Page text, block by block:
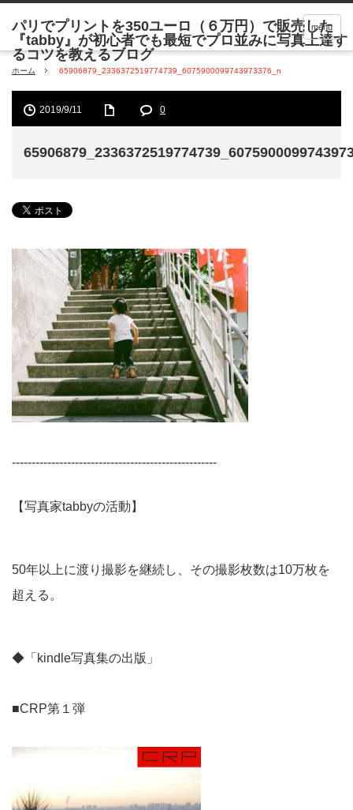
menu
ホーム 65906879_2336372519774739_6075900099743973376_n
2019/9/11 0
----------------------------------------------------
【写真家tabbyの活動】
50年以上に渡り撮影を継続し、その撮影枚数は10万枚を
超える。
◆「kindle写真集の出版」
■CRP第１弾